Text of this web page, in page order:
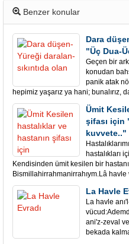
Benzer konular
Dara
"Üç Dua-
Geçen bir
konudan
panik atak
hepimiz yaşarız ya hani; bunalırız,
Ümit
şifası için
kuvvete.."
hastalıkları
Kendisinden ümit kesilen bir
Bismillahirrahmanirrahıym.Lâ
La Havle
La havle
ani'z-zeval
bekada